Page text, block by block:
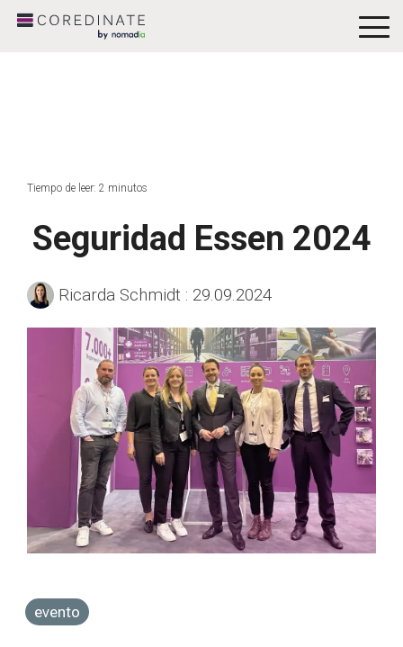
Tiempo de leer: 2 minutos
Seguridad Essen 2024
Ricarda Schmidt : 29.09.2024
evento